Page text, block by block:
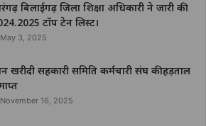
बिलाईगढ़ जिला शिक्षा अधिकारी ने जारी की
टॉप टेन लिस्ट।
May 3, 2025
खरीदी सहकारी समिति कर्मचारी संघ की हड़ताल
November 16, 2025